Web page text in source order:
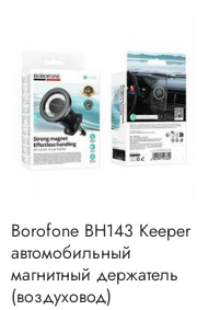
Borofone BH143 Keeper
автомобильный
магнитный держатель
(воздуховод)